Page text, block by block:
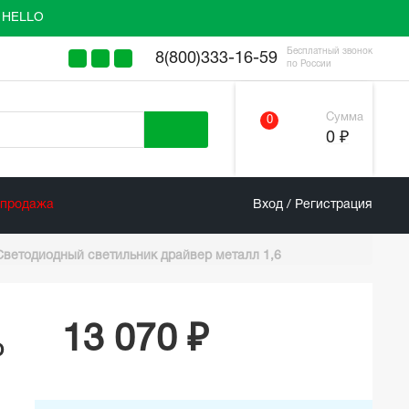
8(800)333-16-59
Бесплатный звонок
по России
0 Сумма
0 ₽
Вход / Регистрация
светильник драйвер металл 1,6
13 070 ₽